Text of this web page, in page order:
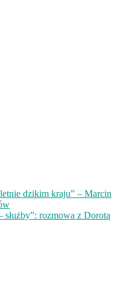
dzikim kraju” – Marcin
służby”: rozmowa z Dorotą